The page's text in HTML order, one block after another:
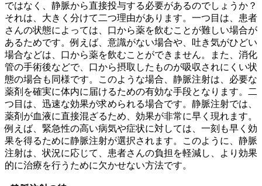
ではなく、静脈から直接投与する必要があるのでしょうか？
それは、大きく分けて二つ理由があります。一つ目は、 患者
さんの状態によっては、口から薬を飲むことが難しい場合が
あるためです。例えば、意識がない場合や、吐き気がひどい
場合などは、口から薬を飲むことができません。また、消化
管の手術後などで、口から摂取したものが吸収されにくい状
態の場合も同様です。このような場合、静脈注射は、必要な
薬剤を確実に体内に届けるための有効な手段となります。二
つ目は、 迅速な効果が求められる場合です。静脈注射では、
薬剤が血液に直接混ざるため、効果が非常に早く現れます。
例えば、緊急性の高い病気や症状に対しては、一刻も早く効
果を得るために静脈注射が選択されます。このように、静脈
注射は、状況に応じて、患者さんの負担を軽減し、より効果
的に治療を行うために欠かせない方法です。